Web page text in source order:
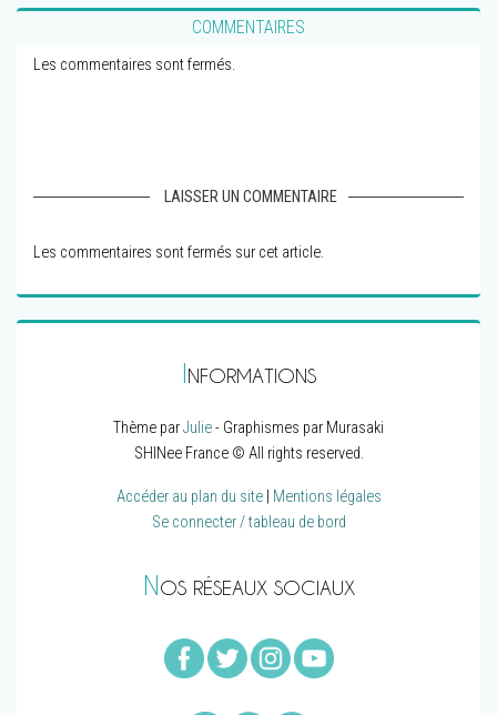
COMMENTAIRES
Les commentaires sont fermés.
LAISSER UN COMMENTAIRE
Les commentaires sont fermés sur cet article.
INFORMATIONS
Thème parJulie- Graphismes par Murasaki
SHINee France © All rights reserved.
Accéder au plan du site| Mentions légales
Se connecter / tableau de bord
NOS RÉSEAUX SOCIAUX